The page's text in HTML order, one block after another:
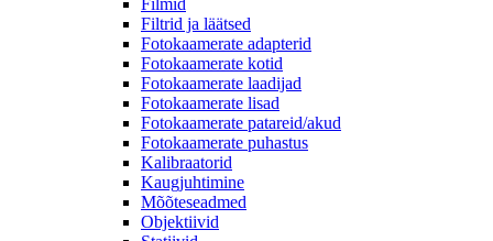
Filmid
Filtrid ja läätsed
Fotokaamerate adapterid
Fotokaamerate kotid
Fotokaamerate laadijad
Fotokaamerate lisad
Fotokaamerate patareid/akud
Fotokaamerate puhastus
Kalibraatorid
Kaugjuhtimine
Mõõteseadmed
Objektiivid